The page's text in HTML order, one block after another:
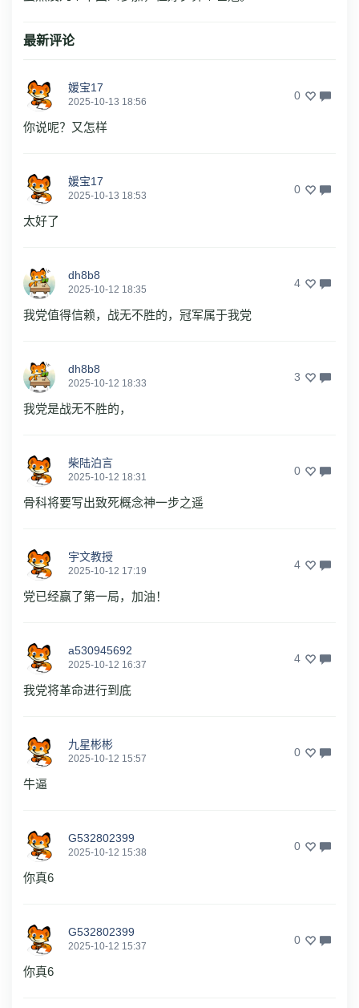
最新评论
媛宝17
2025-10-13 18:56 0
你说呢？又怎样
媛宝17
2025-10-13 18:53 0
太好了
dh8b8
2025-10-12 18:35 4
我党值得信赖，战无不胜的，冠军属于我党
dh8b8
2025-10-12 18:33 3
我党是战无不胜的，
柴陆泊言
2025-10-12 18:31 0
骨科将要写出致死概念神一步之遥
宇文教授
2025-10-12 17:19 4
党已经赢了第一局，加油！
a530945692
2025-10-12 16:37 4
我党将革命进行到底
九星彬彬
2025-10-12 15:57 0
牛逼
G532802399
2025-10-12 15:38 0
你真6
G532802399
2025-10-12 15:37 0
你真6